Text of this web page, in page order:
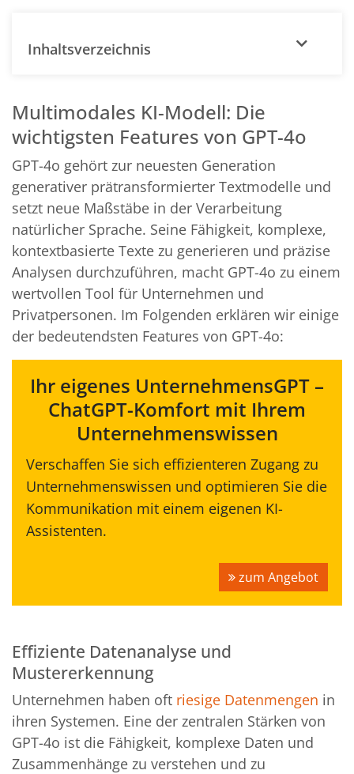
Inhaltsverzeichnis
Multimodales KI-Modell: Die
wichtigsten Features von GPT-4o
GPT-4o gehört zur neuesten Generation
generativer prätransformierter Textmodelle und
setzt neue Maßstäbe in der Verarbeitung
natürlicher Sprache. Seine Fähigkeit, komplexe,
kontextbasierte Texte zu generieren und präzise
Analysen durchzuführen, macht GPT-4o zu einem
wertvollen Tool für Unternehmen und
Privatpersonen. Im Folgenden erklären wir einige
der bedeutendsten Features von GPT-4o:
Ihr eigenes UnternehmensGPT –
ChatGPT-Komfort mit Ihrem
Unternehmenswissen
Verschaffen Sie sich effizienteren Zugang zu
Unternehmenswissen und optimieren Sie die
Kommunikation mit einem eigenen KI-
Assistenten.
zum Angebot
Effiziente Datenanalyse und
Mustererkennung
Unternehmen haben oft riesige Datenmengen in
ihren Systemen. Eine der zentralen Stärken von
GPT-4o ist die Fähigkeit, komplexe Daten und
Zusammenhänge zu verstehen und zu